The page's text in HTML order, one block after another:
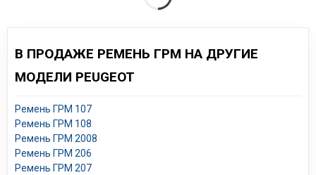
В ПРОДАЖЕ РЕМЕНЬ ГРМ НА ДРУГИЕ
МОДЕЛИ PEUGEOT
Ремень ГРМ 107
Ремень ГРМ 108
Ремень ГРМ 2008
Ремень ГРМ 206
Ремень ГРМ 207